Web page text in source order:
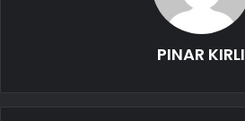
PINAR KIRLI